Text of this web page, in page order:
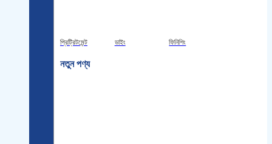
প্রিট্রিটমেন্ট ডাইং ফিনিশিং
নতুন পণ্য